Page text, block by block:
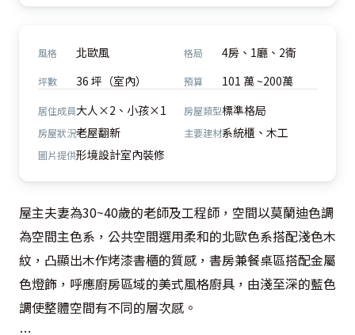
風格 北歐風 格局 4房、1廳、2衛
坪數 36 坪（室內） 預算 101 萬 ~200萬
居住成員大人×2、小孩×1 房屋類型標準格局
房屋狀況老屋翻新 主要建材系統櫃、木工
圖片提供形境設計室內裝修
屋主夫妻為30~40歲的老師及工程師，空間以莫蘭迪色調
為空間主色系，公共空間選用柔和的北歐色系搭配淺色木
紋，凸顯出木作烤漆書櫃的質感，書房兼餐桌區搭配金屬
色燈飾，呼應廚房區域的美式風格廚具，由淺至深的藍色
調使整體空間有不同的層次感。